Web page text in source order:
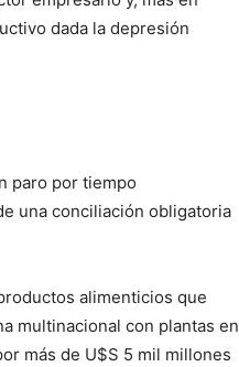
dada la depresión
paro por tiempo
una conciliación obligatoria
alimenticios que
multinacional con plantas en
más de U$S 5 mil millones